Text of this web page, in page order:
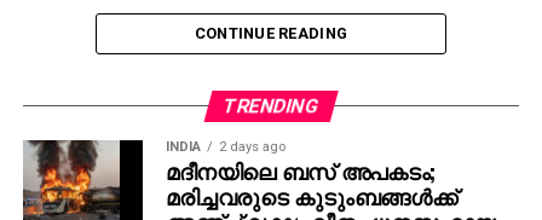
നല്‍കാമെന്ന് തീരുമാനമായെങ്കിലും അവസാനനിമിഷം
സിപിഎം സ്ഥാനാര്‍ഥിയെ നിശ്ചയിക്കുകയായിരുന്നു.
ഇതോടെ, സ്വാഭാവികമായും സിപിഐ
മാറിക്കൊടുക്കുകയും ഏഴാം വാര്‍ഡിന് വേണ്ടി
ആവശ്യമുന്നയിക്കുകയും ചെയ്തു. എന്നാല്‍,
സിപിഎമ്മിന്റെ പ്രാദേശിക നേതൃത്വം ഏഴാം
വാര്‍ഡിലും സ്ഥാനാര്‍ഥിയെ പ്രഖ്യാപിച്ചതിനെ
CONTINUE READING
TRENDING
INDIA 2 days ago
മദീനയിലെ ബസ് അപകടം;
മരിച്ചവരുടെ കുടുംബങ്ങള്‍ക്ക്